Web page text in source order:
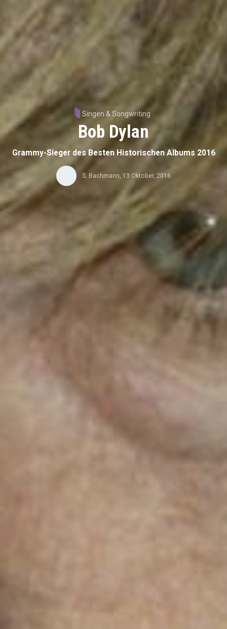
Singen & Songwriting
Bob Dylan
Grammy-Sieger des Besten Historischen Albums 2016
S. Bachmann 13 Oktober, 2016